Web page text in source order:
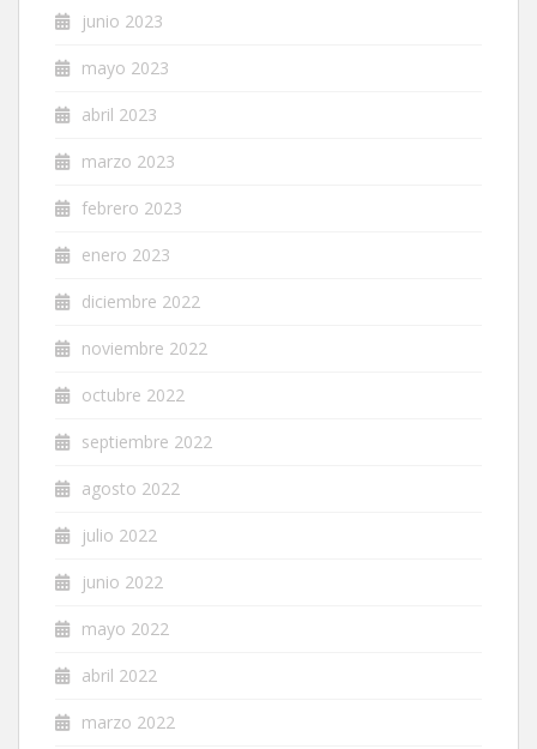
junio 2023
mayo 2023
abril 2023
marzo 2023
febrero 2023
enero 2023
diciembre 2022
noviembre 2022
octubre 2022
septiembre 2022
agosto 2022
julio 2022
junio 2022
mayo 2022
abril 2022
marzo 2022